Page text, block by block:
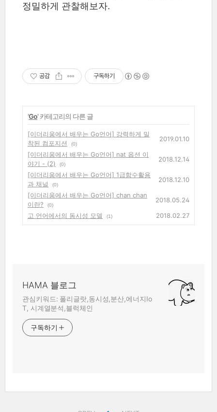
정밀하게 관찰해보자.
공감 구독하기
'Go' 카테고리의 다른 글
[이더리움에서 배우는 Go언어] 강력하게 밀
착된 컴포지션
(0)
2019.01.10
[이더리움에서 배우는 Go언어] nat 옵션 이
야기 - (2)
(0)
2018.12.14
[이더리움에서 배우는 Go언어] 1급함수활용
과 채널
(0)
2018.12.10
[이더리움에서 배우는 Go언어] chan chan
이란?
(0)
2018.05.24
고 언어에서의 동시성 모델
(1) 2018.02.27
HAMA 블로그
관심키워드: 폴리글랏,동시성,분산,에너지Io
T, 시계열분석,블럭체인
구독하기